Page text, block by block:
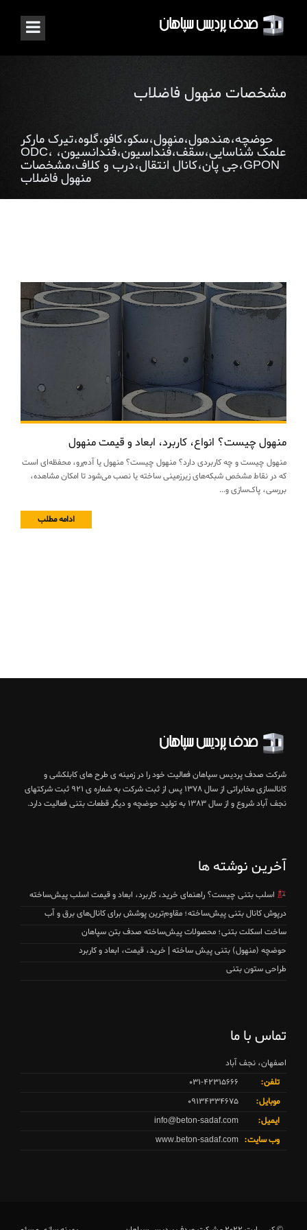
مشخصات منهول فاضلاب
حوضچه،هندهول،منهول،سکو،کافو،گلوه،تیرک مارکر
علمک شناسایی،سقف،فنداسیون،فندانسیون، ODC،
GPON،جی پان،کانال انتقال،درب و کلاف،مشخصات
منهول فاضلاب
منهول چیست؟ انواع، کاربرد، ابعاد و قیمت منهول
منهول چیست و چه کاربردی دارد؟ منهول چیست؟ منهول یا آدم‌رو، محفظه‌ای است
که در نقاط مشخص شبکه‌های زیرزمینی ساخته یا نصب می‌شود تا امکان مشاهده،
بررسی، پاک‌سازی و...
ادامه مطلب
شرکت صدف پردیس سپاهان فعالیت خود را در زمینه ی طرح های کابلکشی و
کانالسازی مخابراتی از سال ۱۳۷۸ پس از ثبت شرکت به شماره ی ۹۲۱ ثبت شرکتهای
نجف آباد شروع و از سال ۱۳۸۳ به تولید حوضچه و دیگر قطعات بتنی فعالیت دارد.
آخرین نوشته ها
اسلب بتنی چیست؟ راهنمای خرید، کاربرد، ابعاد و قیمت اسلب پیش‌ساخته
درپوش کانال بتنی پیش‌ساخته؛ مقاوم‌ترین پوشش برای کانال‌های برق و آب
ساخت اسکلت بتنی؛ محصولات پیش‌ساخته صدف بتن سپاهان
حوضچه (منهول) بتنی پیش ساخته | خرید، قیمت، ابعاد و کاربرد
طراحی ستون بتنی
تماس با ما
اصفهان، نجف آباد
تلفن:
۰۳۱-۴۲۳۱۵۶۶۶
موبایل:
۰۹۱۳۴۳۳۴۶۷۵
ایمیل:
info@beton-sadaf.com
وب سایت: www.beton-sadaf.com